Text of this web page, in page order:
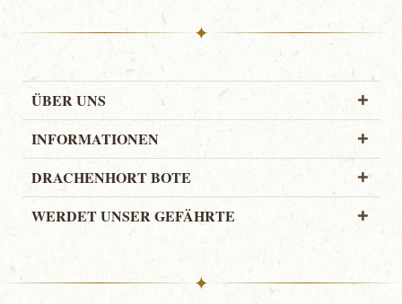
✦
ÜBER UNS
INFORMATIONEN
DRACHENHORT BOTE
WERDET UNSER GEFÄHRTE
✦